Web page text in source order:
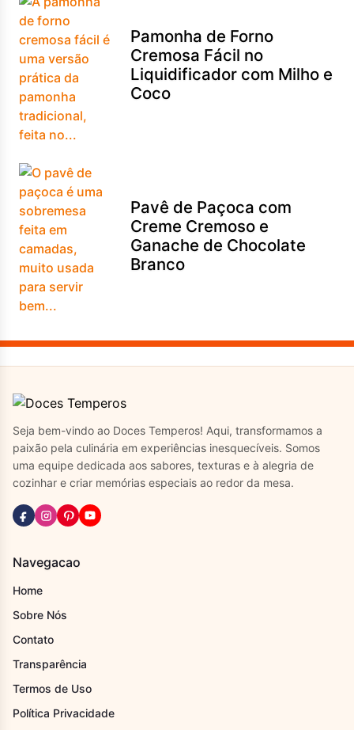
Pamonha de Forno
Cremosa Fácil no
Liquidificador com Milho e
Coco
Pavê de Paçoca com
Creme Cremoso e
Ganache de Chocolate
Branco
Seja bem-vindo ao Doces Temperos! Aqui, transformamos a
paixão pela culinária em experiências inesquecíveis. Somos
uma equipe dedicada aos sabores, texturas e à alegria de
cozinhar e criar memórias especiais ao redor da mesa.
Navegacao
Home
Sobre Nós
Contato
Transparência
Termos de Uso
Política Privacidade